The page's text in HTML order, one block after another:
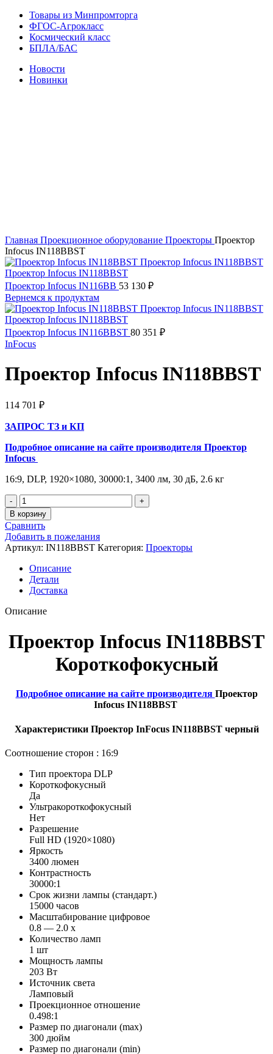
Товары из Минпромторга
ФГОС-Агрокласс
Космический класс
БПЛА/БАС
Новости
Новинки
Главная Проекционное оборудование Проекторы Проектор
Infocus IN118BBST
Проектор Infocus IN116BB 53 130 ₽
Вернемся к продуктам
Проектор Infocus IN116BBST 80 351 ₽
InFocus
Проектор Infocus IN118BBST
114 701 ₽
ЗАПРОС ТЗ и КП
Подробное описание на сайте производителя Проектор
Infocus
16:9, DLP, 1920×1080, 30000:1, 3400 лм, 30 дБ, 2.6 кг
В корзину
Сравнить
Добавить в пожелания
Артикул: IN118ВВST Категория: Проекторы
Описание
Детали
Доставка
Описание
Проектор Infocus IN118ВВST
Короткофокусный
Подробное описание на сайте производителя Проектор
Infocus IN118ВВST
Характеристики Проектор InFocus IN118ВВST черный
Соотношение сторон : 16:9
Тип проектора DLP
Короткофокусный
Да
Ультракороткофокусный
Нет
Разрешение
Full HD (1920×1080)
Яркость
3400 люмен
Контрастность
30000:1
Срок жизни лампы (стандарт.)
15000 часов
Масштабирование цифровое
0.8 — 2.0 х
Количество ламп
1 шт
Мощность лампы
203 Вт
Источник света
Ламповый
Проекционное отношение
0.498:1
Размер по диагонали (max)
300 дюйм
Размер по диагонали (min)